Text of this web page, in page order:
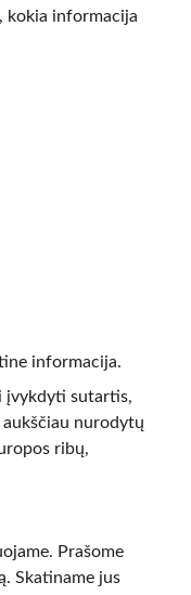
kokia informacija
informacija.
įvykdyti sutartis,
aukščiau nurodytų
ribų,
Prašome
Skatiname jus